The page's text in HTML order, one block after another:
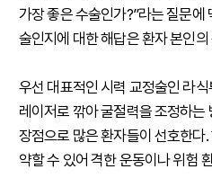
가장 좋은 수술인가?”라는 질문에
술인지에 대한 해답은 환자 본인의
우선 대표적인 시력 교정술인 라
레이저로 깎아 굴절력을 조정하는
장점으로 많은 환자들이 선호한다
약할 수 있어 격한 운동이나 위험